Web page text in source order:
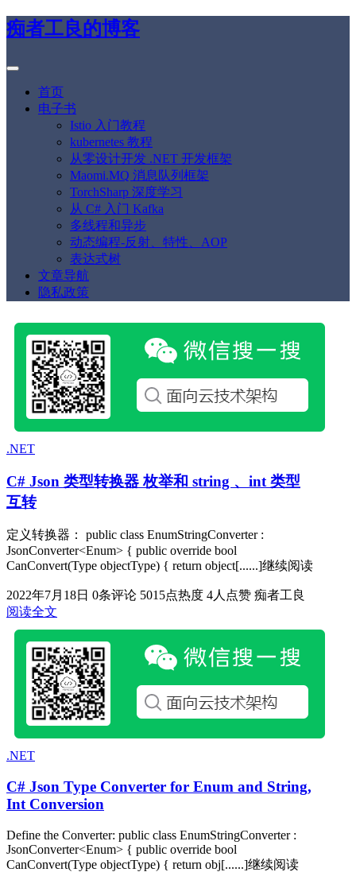
痴者工良的博客
首页
电子书
Istio 入门教程
kubernetes 教程
从零设计开发 .NET 开发框架
Maomi.MQ 消息队列框架
TorchSharp 深度学习
从 C# 入门 Kafka
多线程和异步
动态编程-反射、特性、AOP
表达式树
文章导航
隐私政策
.NET
C# Json 类型转换器 枚举和 string 、int 类型
互转
定义转换器： public class EnumStringConverter :
JsonConverter<Enum> { public override bool
CanConvert(Type objectType) { return object[......]继续阅读
2022年7月18日 0条评论 5015点热度 4人点赞 痴者工良
阅读全文
.NET
C# Json Type Converter for Enum and String,
Int Conversion
Define the Converter: public class EnumStringConverter :
JsonConverter<Enum> { public override bool
CanConvert(Type objectType) { return obj[......]继续阅读